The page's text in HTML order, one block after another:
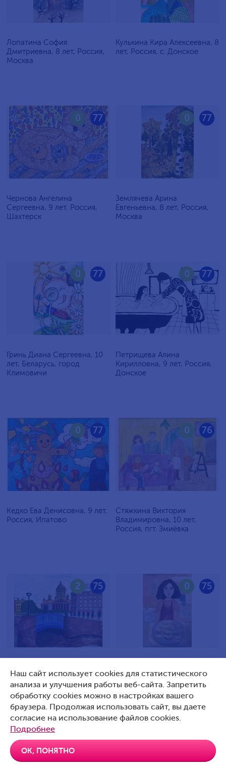
Лопатина София
Дмитриевна, 8 лет, Россия,
Москва
Кулькина Кира Алексеевна, 8
лет, Россия, с. Донское
77
0
Чернова Ангелина
Сергеевна, 9 лет, Россия,
Шахтерск
77
0
Землячева Арина
Евгеньевна, 8 лет, Россия,
Москва
77
0
Гринь Диана Сергеевна, 10
лет, Беларусь, город
Климовичи
77
0
Петрищева Алина
Кирилловна, 9 лет, Россия,
Донское
77
0
Кедко Ева Денисовна, 9 лет,
Россия, Ипатово
76
0
Стяжкина Виктория
Владимировна, 10 лет,
Россия, пгт. Змиёвка
75
2
9 лет, Россия, Санкт-
Петербург
75
0
Александровна, 10 лет,
Россия, Г. Подольск
75
0 75
0
Наш сайт использует cookies для статистического
анализа и улучшения работы веб-сайта. Запретить
обработку cookies можно в настройках вашего
браузера. Продолжая использовать сайт, вы даете
согласие на использование файлов cookies.
Подробнее
ОК, ПОНЯТНО